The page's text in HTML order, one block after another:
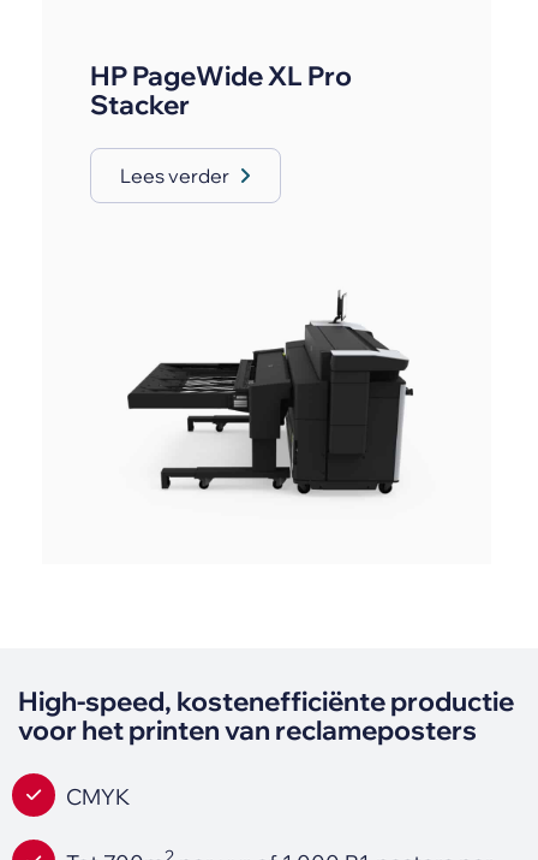
HP PageWide XL Pro
Stacker
Lees verder
High-speed, kostenefficiënte productie
voor het printen van reclameposters
CMYK
2